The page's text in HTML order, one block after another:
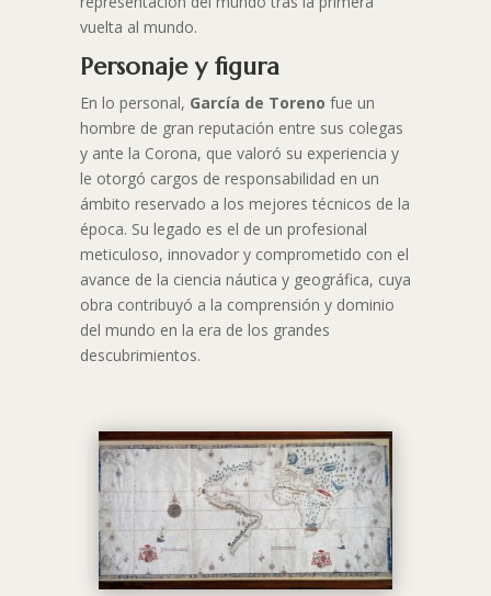
vuelta al mundo.
Personaje y figura
En lo personal, García de Toreno fue un
hombre de gran reputación entre sus colegas
y ante la Corona, que valoró su experiencia y
le otorgó cargos de responsabilidad en un
ámbito reservado a los mejores técnicos de la
época. Su legado es el de un profesional
meticuloso, innovador y comprometido con el
avance de la ciencia náutica y geográfica, cuya
obra contribuyó a la comprensión y dominio
del mundo en la era de los grandes
descubrimientos.